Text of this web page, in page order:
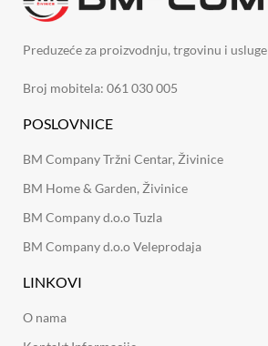
Preduzeće za proizvodnju, trgovinu i usluge
Broj mobitela: 061 030 005
POSLOVNICE
BM Company Tržni Centar, Živinice
BM Home & Garden, Živinice
BM Company d.o.o Tuzla
BM Company d.o.o Veleprodaja
LINKOVI
O nama